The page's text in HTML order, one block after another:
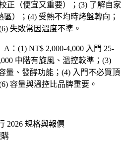
正（便宜又重要）；(3) 了解自家
）；(4) 受熱不均時烤盤轉向；
失敗常因溫度不準。
A：(1) NT$ 2,000-4,000 入門 25-
中階有旋風、溫控較準；(3)
量、發酵功能；(4) 入門不必買頂
容量與溫控比品牌重要。
2026 規格與報價